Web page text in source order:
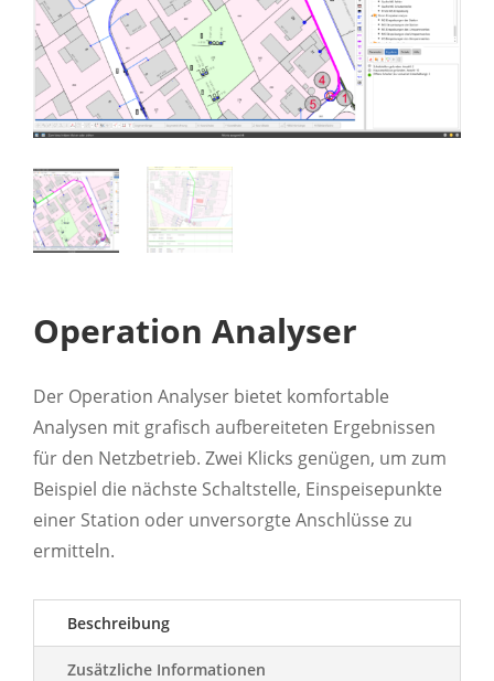
Operation Analyser
Der Operation Analyser bietet komfortable
Analysen mit grafisch aufbereiteten Ergebnissen
für den Netzbetrieb. Zwei Klicks genügen, um zum
Beispiel die nächste Schaltstelle, Einspeisepunkte
einer Station oder unversorgte Anschlüsse zu
ermitteln.
Beschreibung
Zusätzliche Informationen